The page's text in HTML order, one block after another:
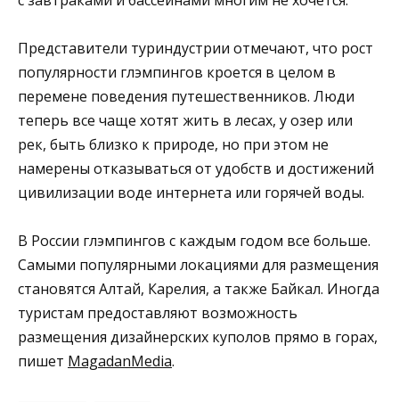
Представители туриндустрии отмечают, что рост
популярности глэмпингов кроется в целом в
перемене поведения путешественников. Люди
теперь все чаще хотят жить в лесах, у озер или
рек, быть близко к природе, но при этом не
намерены отказываться от удобств и достижений
цивилизации воде интернета или горячей воды.
В России глэмпингов с каждым годом все больше.
Самыми популярными локациями для размещения
становятся Алтай, Карелия, а также Байкал. Иногда
туристам предоставляют возможность
размещения дизайнерских куполов прямо в горах,
пишет MagadanMedia.